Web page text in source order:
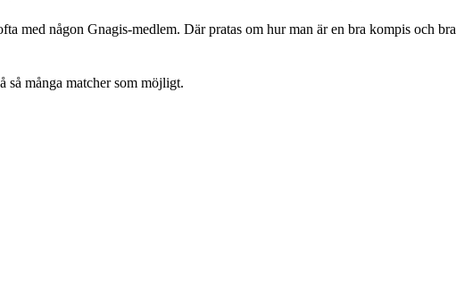
med någon Gnagis-medlem. Där pratas om hur man är en bra kompis och bra
många matcher som möjligt.